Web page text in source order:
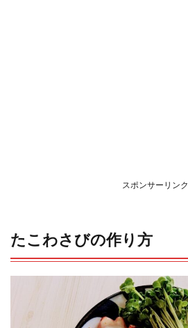
スポンサーリンク
たこわさびの作り方